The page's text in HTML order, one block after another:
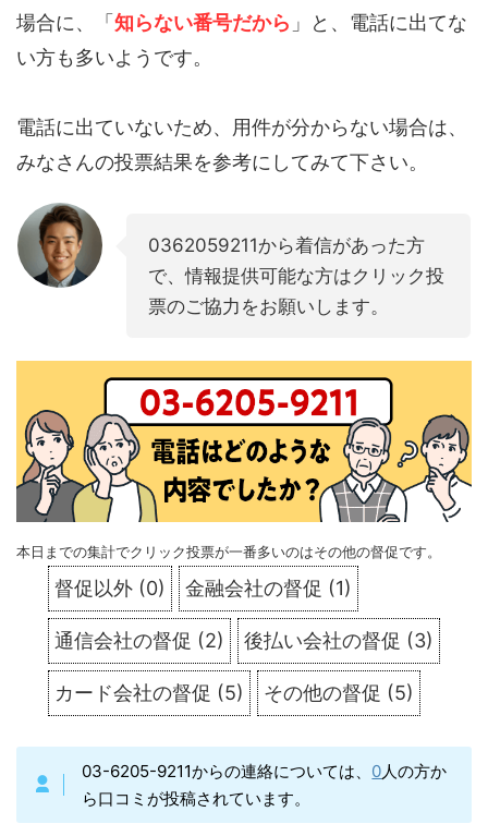
場合に、「 知らない番号だから 」と、電話に出てな
い方も多いようです。
電話に出ていないため、用件が分からない場合は、
みなさんの投票結果を参考にしてみて下さい。
0362059211から着信があった方
で、情報提供可能な方はクリック投
票のご協力をお願いします。
本日までの集計でクリック投票が一番多いのはその他の督促です。
督促以外 (0) 金融会社の督促 (1)
通信会社の督促 (2) 後払い会社の督促 (3)
カード会社の督促 (5) その他の督促 (5)
03-6205-9211からの連絡については、 0人の方か
ら口コミが投稿されています。